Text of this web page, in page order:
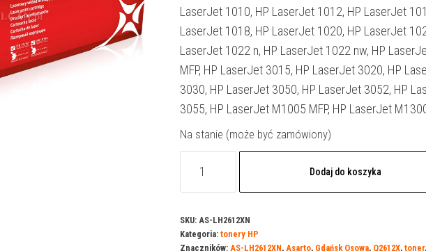
LaserJet 1010, HP LaserJet 1012, HP LaserJet
LaserJet 1018, HP LaserJet 1020, HP LaserJet
LaserJet 1022 n, HP LaserJet 1022 nw, HP
MFP, HP LaserJet 3015, HP LaserJet 3020, HP
3030, HP LaserJet 3050, HP LaserJet 3052, HP
3055, HP LaserJet M1005 MFP, HP LaserJet
Na stanie (może być zamówiony)
Toner
do
HP
Dodaj do koszyka
SKU: AS-LH2612XN
Kategoria: tonery HP
Znaczników: AS-LH2612XN, Asarto, Gdańsk Osowa, Q2612X, toner,